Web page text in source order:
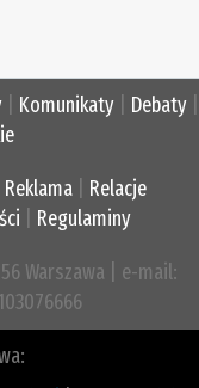
Komunikaty Debaty
Reklama
Relacje
Regulaminy
Warszawa | e-mail: